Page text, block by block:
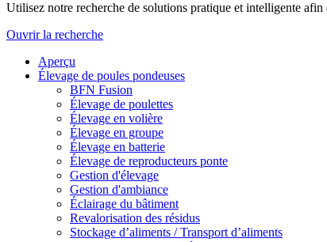
Utilisez notre recherche de solutions pratique et intelligente
Ouvrir la recherche
Aperçu
Élevage de poules pondeuses
BFN Fusion
Élevage de poulettes
Élevage en volière
Élevage en groupe
Élevage en batterie
Élevage de reproducteurs ponte
Gestion d'élevage
Gestion d'ambiance
Éclairage du bâtiment
Revalorisation des résidus
Stockage d’aliments / Transport d’aliments